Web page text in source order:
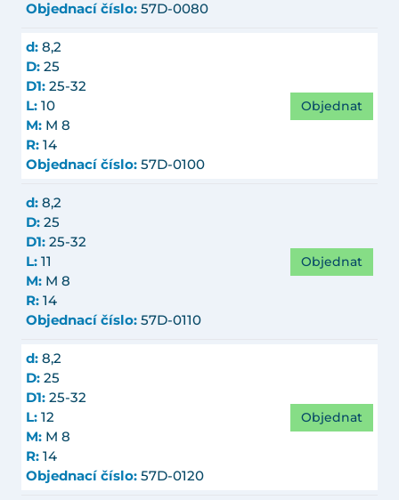
Objednací číslo: 57D-0080
d: 8,2
D: 25
D1: 25-32
L: 10
M: M 8
R: 14
Objednací číslo: 57D-0100
Objednat
d: 8,2
D: 25
D1: 25-32
L: 11
M: M 8
R: 14
Objednací číslo: 57D-0110
Objednat
d: 8,2
D: 25
D1: 25-32
L: 12
M: M 8
R: 14
Objednací číslo: 57D-0120
Objednat